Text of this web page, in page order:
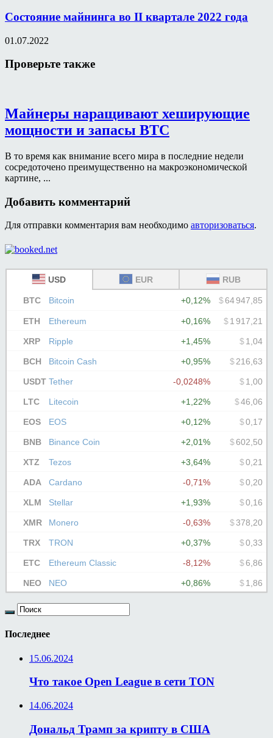
Состояние майнинга во II квартале 2022 года
01.07.2022
Проверьте также
Майнеры наращивают хеширующие
мощности и запасы BTC
В то время как внимание всего мира в последние недели
сосредоточено преимущественно на макроэкономической
картине, ...
Добавить комментарий
Для отправки комментария вам необходимо авторизоваться.
Последнее
15.06.2024
Что такое Open League в сети TON
14.06.2024
Дональд Трамп за крипту в США